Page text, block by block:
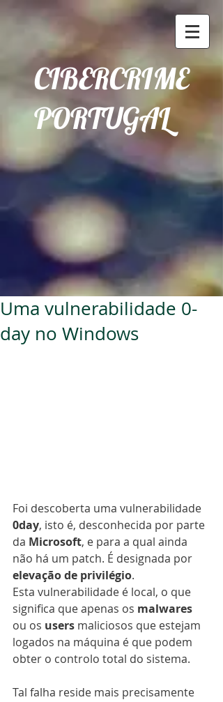
CIBERCRIME
PORTUGAL
Uma vulnerabilidade 0-
day no Windows
Foi descoberta uma vulnerabilidade
0day, isto é, desconhecida por parte
da Microsoft, e para a qual ainda
não há um patch. É designada por
elevação de privilégio.
Esta vulnerabilidade é local, o que
significa que apenas os malwares
ou os users maliciosos que estejam
logados na máquina é que podem
obter o controlo total do sistema.
Tal falha reside mais precisamente